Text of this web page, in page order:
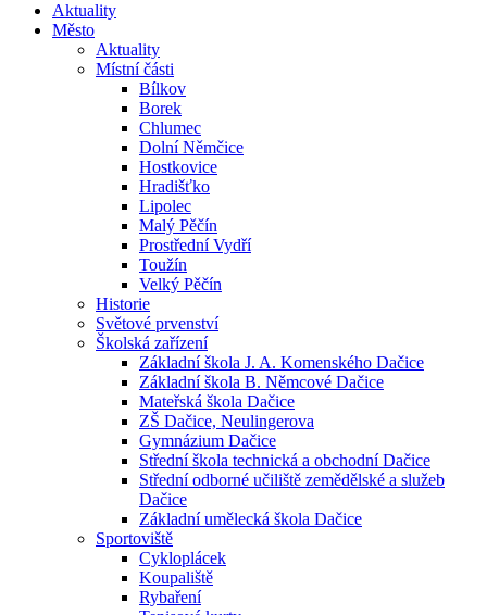
Aktuality
Město
Aktuality
Místní části
Bílkov
Borek
Chlumec
Dolní Němčice
Hostkovice
Hradišťko
Lipolec
Malý Pěčín
Prostřední Vydří
Toužín
Velký Pěčín
Historie
Světové prvenství
Školská zařízení
Základní škola J. A. Komenského Dačice
Základní škola B. Němcové Dačice
Mateřská škola Dačice
ZŠ Dačice, Neulingerova
Gymnázium Dačice
Střední škola technická a obchodní Dačice
Střední odborné učiliště zemědělské a služeb
Dačice
Základní umělecká škola Dačice
Sportoviště
Cykloplácek
Koupaliště
Rybaření